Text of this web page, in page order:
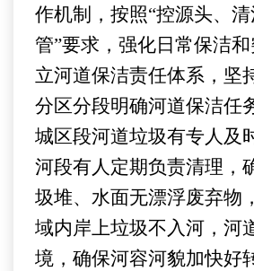
作机制 ，按照“控源头、
管”要求 ， 强化日常保洁
立河道保洁责任体系，坚
分区分段明确河道保洁任
城区段河道垃圾有专人及
河段有人定期负责清理，
圾堆、水面无漂浮废弃物
域内岸上垃圾不入河 ， 河
境 ，确保河容河貌加快好